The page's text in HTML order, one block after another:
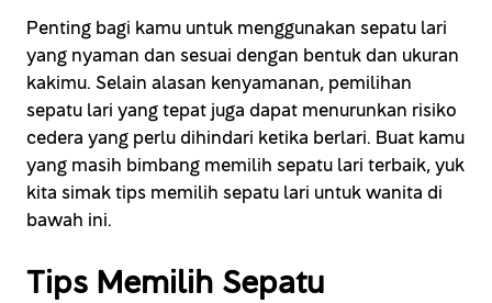
Penting bagi kamu untuk menggunakan sepatu lari
yang nyaman dan sesuai dengan bentuk dan ukuran
kakimu. Selain alasan kenyamanan, pemilihan
sepatu lari yang tepat juga dapat menurunkan risiko
cedera yang perlu dihindari ketika berlari. Buat kamu
yang masih bimbang memilih sepatu lari terbaik, yuk
kita simak tips memilih sepatu lari untuk wanita di
bawah ini.
Tips Memilih Sepatu